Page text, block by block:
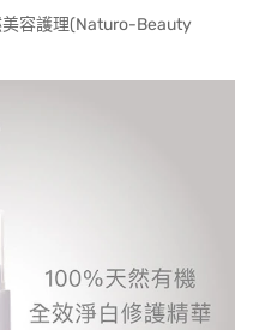
容護理(Naturo-Beauty